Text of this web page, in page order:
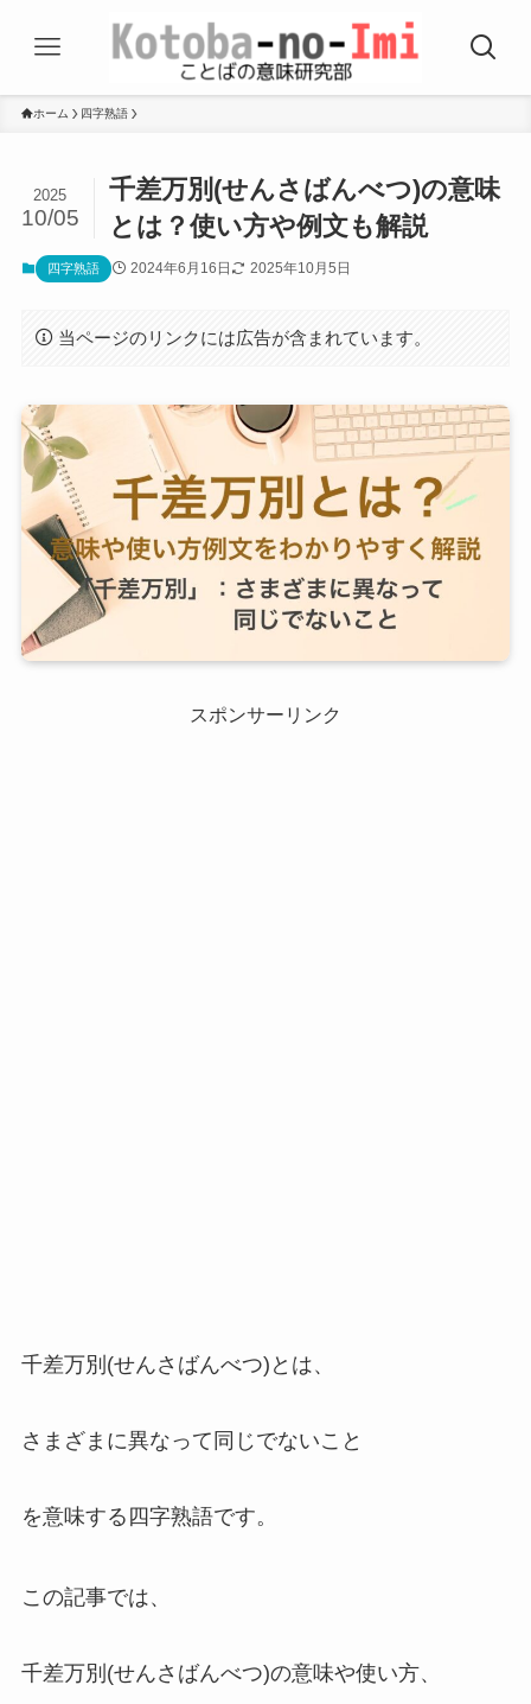
ホーム 四字熟語
千差万別(せんさばんべつ)の意味
とは？使い方や例文も解説
2025
10/05
四字熟語 2024年6月16日 2025年10月5日
当ページのリンクには広告が含まれています。
スポンサーリンク
千差万別(せんさばんべつ)とは、
さまざまに異なって同じでないこと
を意味する四字熟語です。
この記事では、
千差万別(せんさばんべつ)の意味や使い方、